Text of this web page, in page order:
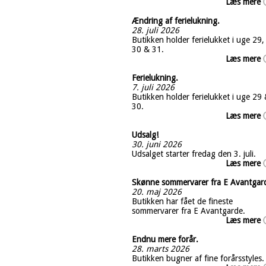
Ændring af ferielukning.
28. juli 2026
Butikken holder ferielukket i uge 29,
30 & 31.
Læs mere
Ferielukning.
7. juli 2026
Butikken holder ferielukket i uge 29
30.
Læs mere
Udsalg!
30. juni 2026
Udsalget starter fredag den 3. juli.
Læs mere
Skønne sommervarer fra E
20. maj 2026
Butikken har fået de fineste
sommervarer fra E Avantgarde.
Læs mere
Endnu mere forår.
28. marts 2026
Butikken bugner af fine forårsstyles.